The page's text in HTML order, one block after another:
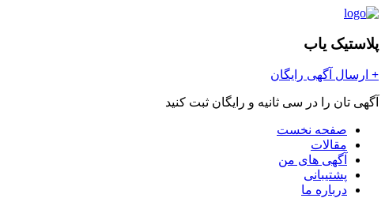
پلاستیک یاب
+ ارسال آگهی رایگان
آگهی تان را در سی ثانیه و رایگان ثبت کنید
صفحه نخست
مقالات
آگهی های من
پشتیبانی
درباره ما